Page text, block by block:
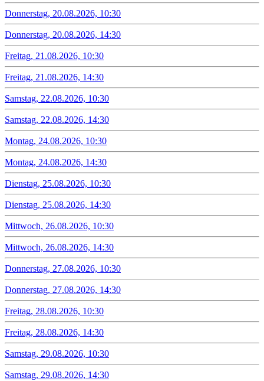
Donnerstag, 20.08.2026, 10:30
Donnerstag, 20.08.2026, 14:30
Freitag, 21.08.2026, 10:30
Freitag, 21.08.2026, 14:30
Samstag, 22.08.2026, 10:30
Samstag, 22.08.2026, 14:30
Montag, 24.08.2026, 10:30
Montag, 24.08.2026, 14:30
Dienstag, 25.08.2026, 10:30
Dienstag, 25.08.2026, 14:30
Mittwoch, 26.08.2026, 10:30
Mittwoch, 26.08.2026, 14:30
Donnerstag, 27.08.2026, 10:30
Donnerstag, 27.08.2026, 14:30
Freitag, 28.08.2026, 10:30
Freitag, 28.08.2026, 14:30
Samstag, 29.08.2026, 10:30
Samstag, 29.08.2026, 14:30